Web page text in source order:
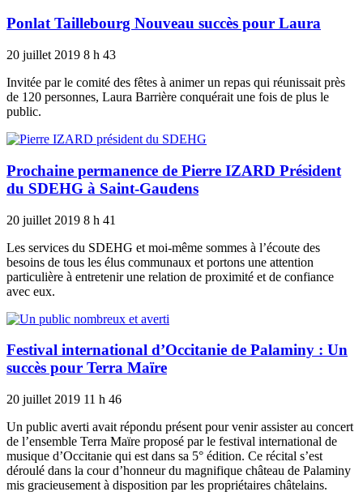
Ponlat Taillebourg Nouveau succès pour Laura
20 juillet 2019 8 h 43
Invitée par le comité des fêtes à animer un repas qui réunissait près
de 120 personnes, Laura Barrière conquérait une fois de plus le
public.
Prochaine permanence de Pierre IZARD Président
du SDEHG à Saint-Gaudens
20 juillet 2019 8 h 41
Les services du SDEHG et moi-même sommes à l’écoute des
besoins de tous les élus communaux et portons une attention
particulière à entretenir une relation de proximité et de confiance
avec eux.
Festival international d’Occitanie de Palaminy : Un
succès pour Terra Maïre
20 juillet 2019 11 h 46
Un public averti avait répondu présent pour venir assister au concert
de l’ensemble Terra Maïre proposé par le festival international de
musique d’Occitanie qui est dans sa 5° édition. Ce récital s’est
déroulé dans la cour d’honneur du magnifique château de Palaminy
mis gracieusement à disposition par les propriétaires châtelains.